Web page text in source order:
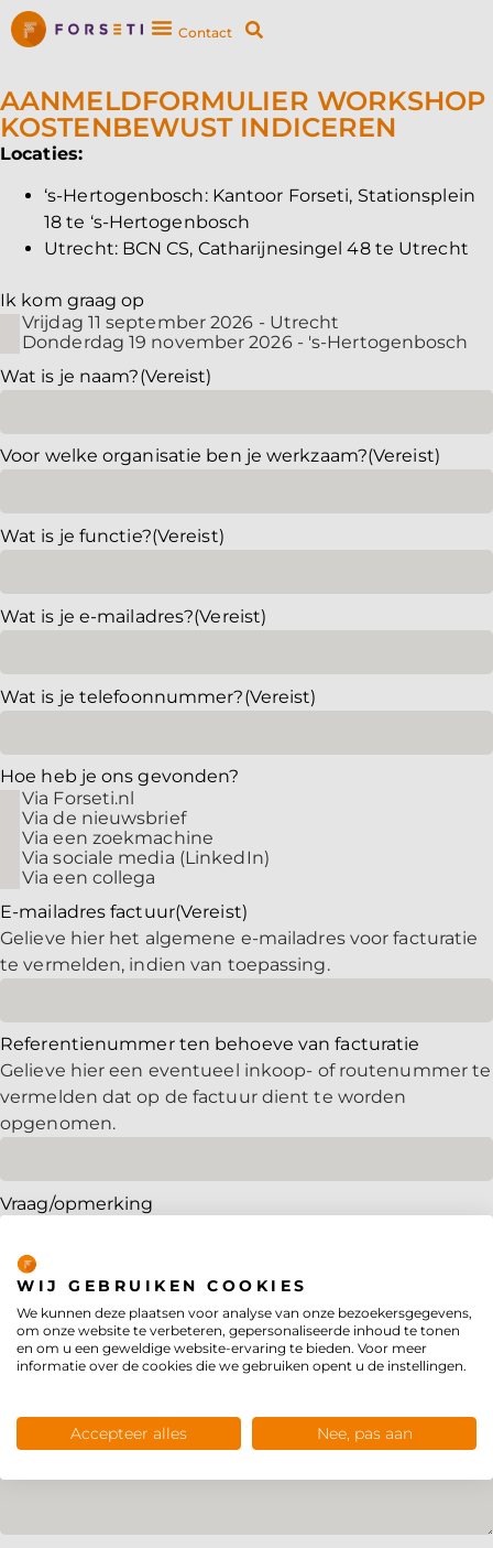
Contact
AANMELDFORMULIER WORKSHOP
KOSTENBEWUST INDICEREN
Locaties:
‘s-Hertogenbosch: Kantoor Forseti, Stationsplein
18 te ‘s-Hertogenbosch
Utrecht: BCN CS, Catharijnesingel 48 te Utrecht
Ik kom graag op
Vrijdag 11 september 2026 - Utrecht
Donderdag 19 november 2026 - 's-Hertogenbosch
Wat is je naam?(Vereist)
Voor welke organisatie ben je werkzaam?(Vereist)
Wat is je functie?(Vereist)
Wat is je e-mailadres?(Vereist)
Wat is je telefoonnummer?(Vereist)
Hoe heb je ons gevonden?
Via Forseti.nl
Via de nieuwsbrief
Via een zoekmachine
Via sociale media (LinkedIn)
Via een collega
E-mailadres factuur(Vereist)
Gelieve hier het algemene e-mailadres voor facturatie
te vermelden, indien van toepassing.
Referentienummer ten behoeve van facturatie
Gelieve hier een eventueel inkoop- of routenummer te
vermelden dat op de factuur dient te worden
opgenomen.
Vraag/opmerking
WIJ GEBRUIKEN COOKIES
We kunnen deze plaatsen voor analyse van onze bezoekersgegevens,
om onze website te verbeteren, gepersonaliseerde inhoud te tonen
en om u een geweldige website-ervaring te bieden. Voor meer
informatie over de cookies die we gebruiken opent u de instellingen.
Accepteer alles Nee, pas aan